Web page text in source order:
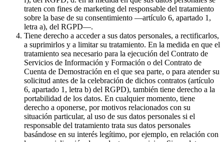
traten con fines de marketing del responsable del tratamiento
sobre la base de su consentimiento —artículo 6, apartado 1,
letra a), del RGPD—.
Tiene derecho a acceder a sus datos personales, a rectificarlos,
a suprimirlos y a limitar su tratamiento. En la medida en que el
tratamiento sea necesario para la ejecución del Contrato de
Servicios de Información y Formación o del Contrato de
Cuenta de Demostración en el que sea parte, o para atender su
solicitud antes de la celebración de dichos contratos (artículo
6, apartado 1, letra b) del RGPD), también tiene derecho a la
portabilidad de los datos. En cualquier momento, tiene
derecho a oponerse, por motivos relacionados con su
situación particular, al uso de sus datos personales si el
responsable del tratamiento trata sus datos personales
basándose en su interés legítimo, por ejemplo, en relación con